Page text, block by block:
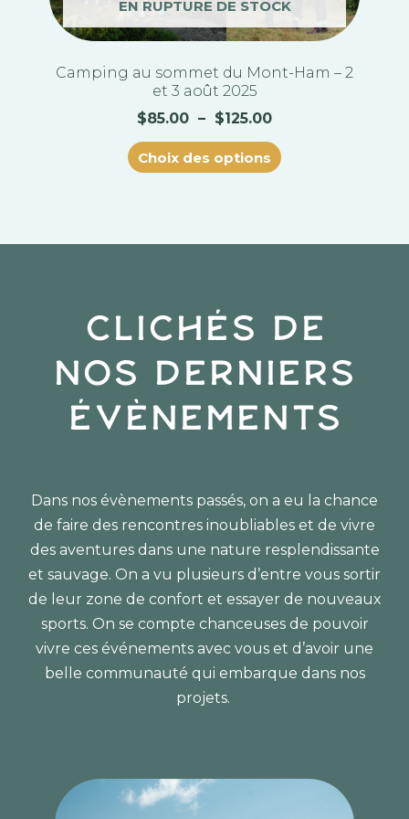
EN RUPTURE DE STOCK
Camping au sommet du Mont-Ham – 2
et 3 août 2025
$85.00 – $125.00
Choix des options
du
produit
Clichés de
nos derniers
évènements
Dans nos évènements passés, on a eu la chance
de faire des rencontres inoubliables et de vivre
des aventures dans une nature resplendissante
et sauvage. On a vu plusieurs d’entre vous sortir
de leur zone de confort et essayer de nouveaux
sports. On se compte chanceuses de pouvoir
vivre ces événements avec vous et d’avoir une
belle communauté qui embarque dans nos
projets.